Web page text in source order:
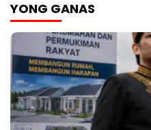
YONG GANAS